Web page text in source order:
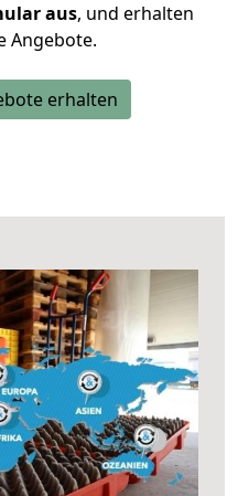
aus, und erhalten
Angebote.
erhalten